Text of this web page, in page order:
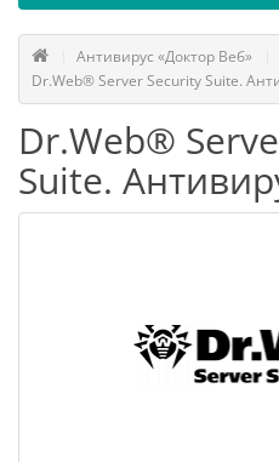
Антивирус «Доктор Веб»
Dr.Web® Server Security Suite.
Dr.Web®
Suite.